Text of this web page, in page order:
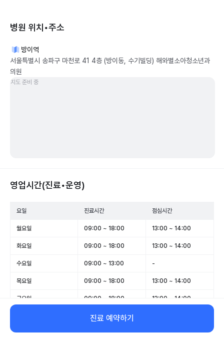
병원 위치•주소
방이역
서울특별시 송파구 마천로 41 4층 (방이동, 수기빌딩) 해와별소아청소년과
의원
지도 준비 중
영업시간(진료•운영)
요일 진료시간 점심시간
월요일 09:00 ~ 18:00 13:00 ~ 14:00
화요일 09:00 ~ 18:00 13:00 ~ 14:00
수요일 09:00 ~ 13:00 -
목요일 09:00 ~ 18:00 13:00 ~ 14:00
금요일 09:00 ~ 18:00 13:00 ~ 14:00
09:00 ~ 13:00
일요일 휴무 -
진료 예약하기